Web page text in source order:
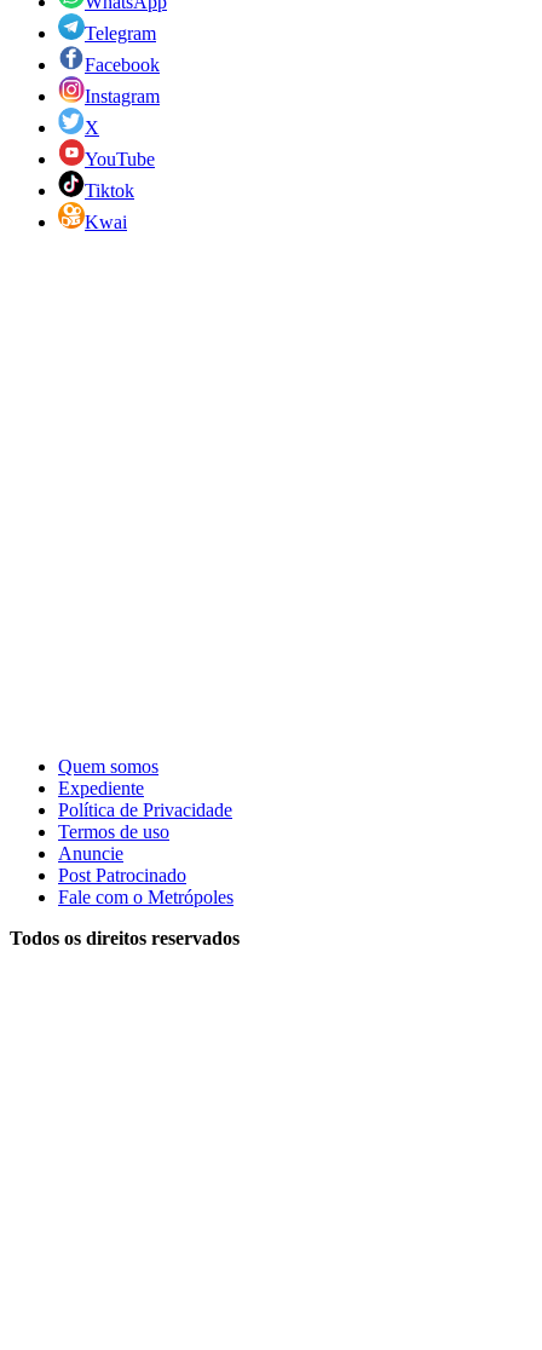
Telegram
Facebook
Instagram
X
YouTube
Tiktok
Kwai
Quem somos
Expediente
Política de Privacidade
Termos de uso
Anuncie
Post Patrocinado
Fale com o Metrópoles
Todos os direitos reservados